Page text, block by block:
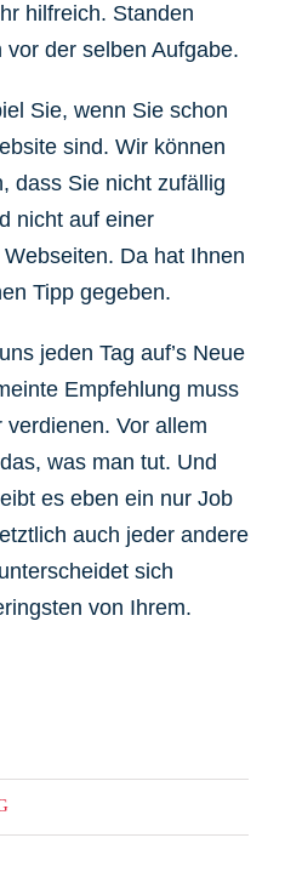
hilfreich. Standen
der selben Aufgabe.
Sie, wenn Sie schon
sind. Wir können
dass Sie nicht zufällig
nicht auf einer
Da hat Ihnen
Tipp gegeben.
jeden Tag auf’s Neue
Empfehlung muss
Vor allem
was man tut. Und
es eben ein nur Job
auch jeder andere
sich
von Ihrem.